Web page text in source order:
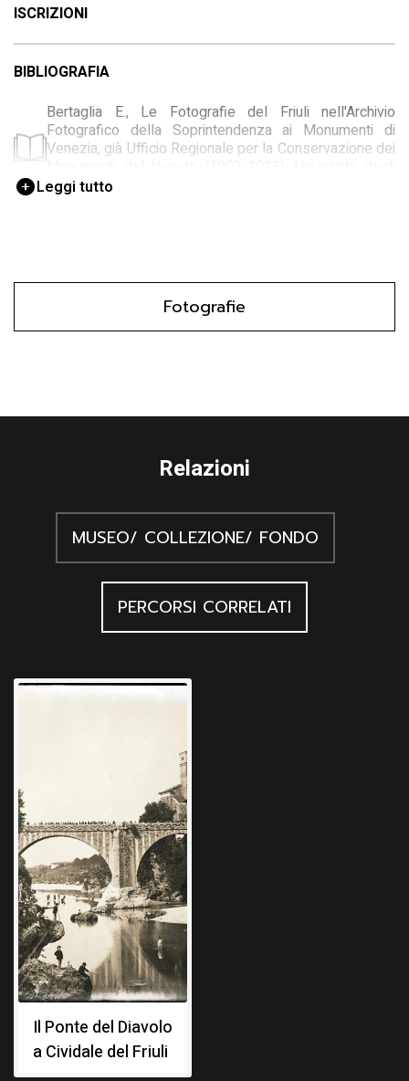
ISCRIZIONI
BIBLIOGRAFIA
Bertaglia E., Le Fotografie del Friuli nell'Archivio
Fotografico della Soprintendenza ai Monumenti di
Venezia, già Ufficio Regionale per la Conservazione dei
Studi di Udine 2003-2004
Leggi tutto
Fotografie
Relazioni
MUSEO/ COLLEZIONE/ FONDO
PERCORSI CORRELATI
Il Ponte del Diavolo
a Cividale del Friuli